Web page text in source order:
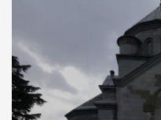
Херсонесі Володимир-
А потім було Хрещення